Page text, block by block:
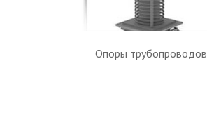
Опоры трубопроводов